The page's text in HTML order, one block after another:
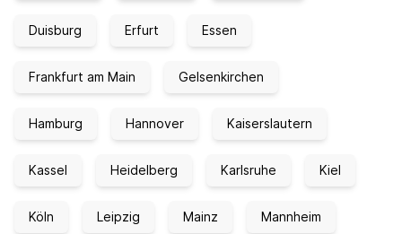
Duisburg Erfurt Essen
Frankfurt am Main Gelsenkirchen
Hamburg Hannover Kaiserslautern
Kassel Heidelberg Karlsruhe Kiel
Köln Leipzig Mainz Mannheim